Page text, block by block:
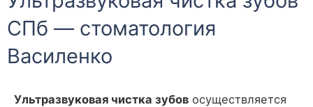
СПб — стоматология
Василенко
Ультразвуковая чистка зубов осуществляется